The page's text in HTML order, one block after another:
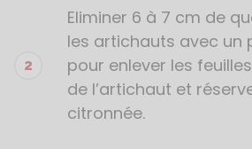
Eliminer 6 à 7 cm de
les artichauts avec un
pour enlever les
de l’artichaut et
citronnée.